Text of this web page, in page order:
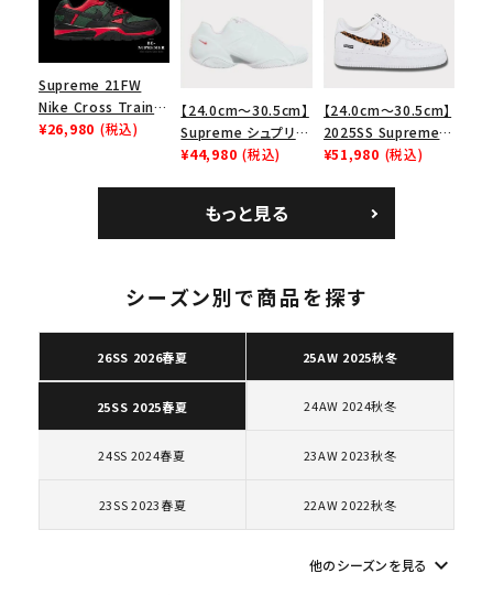
2026SS 2025AW 2025SS
Tシャツ・ロングスリーブ
キャップ・ハット
パーカー・クルーネック
ショルダー・ウエストバッグ
ボックスロゴ ブラックスウェット
コラボレーションブランドから探す
シーズンから探す
ューズ ホワイト
Supreme 21FW
Nike Cross Trainer
Low ナイキクロスト
¥26,980 (税込)
【24.0cm～30.5cm】
Supreme シュプリー
ム 2023AW Nike
カー ホワイト 白
¥44,980 (税込)
【24.0cm～30.5cm】
2025SS Supreme
GOODENOUGH
ムグッドイナフ ナイキ
エアフォース１スニー
ト
¥51,980 (税込)
もっと見る
シーズン別で商品を探す
26SS 2026春夏 25AW 2025秋冬
25SS 2025春夏 24AW 2024秋冬
24SS 2024春夏 23AW 2023秋冬
23SS 2023春夏 22AW 2022秋冬
他のシーズンを見る keyboard_arrow_down